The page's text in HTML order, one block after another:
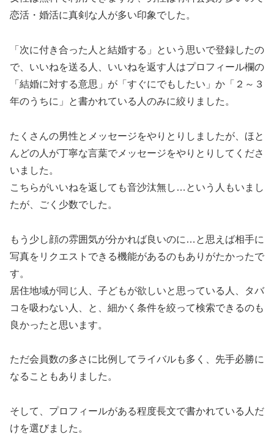
恋活・婚活に真剣な人が多い印象でした。
「次に付き合った人と結婚する」という思いで登録したの
で、いいねを送る人、いいねを返す人はプロフィール欄の
「結婚に対する意思」が「すぐにでもしたい」か「２～３
年のうちに」と書かれている人のみに絞りました。
たくさんの男性とメッセージをやりとりしましたが、ほと
んどの人が丁寧な言葉でメッセージをやりとりしてくださ
いました。
こちらがいいねを返しても音沙汰無し…という人もいまし
たが、ごく少数でした。
もう少し顔の雰囲気が分かれば良いのに…と思えば相手に
写真をリクエストできる機能があるのもありがたかったで
す。
居住地域が同じ人、子どもが欲しいと思っている人、タバ
コを吸わない人、と、細かく条件を絞って検索できるのも
良かったと思います。
ただ会員数の多さに比例してライバルも多く、先手必勝に
なることもありました。
そして、プロフィールがある程度長文で書かれている人だ
けを選びました。